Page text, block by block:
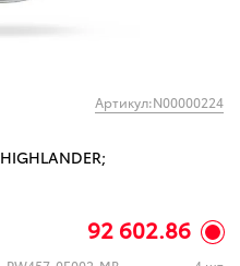
Артикул:N00000224
HIGHLANDER;
92 602.86